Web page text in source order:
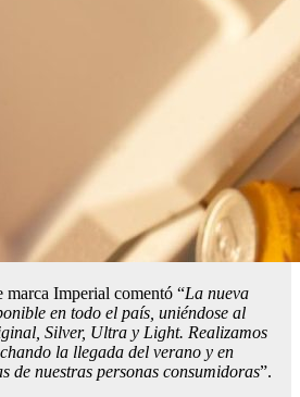
marca Imperial comentó “La nueva
en todo el país, uniéndose al
Silver, Ultra y Light. Realizamos
la llegada del verano y en
de nuestras personas consumidoras”.